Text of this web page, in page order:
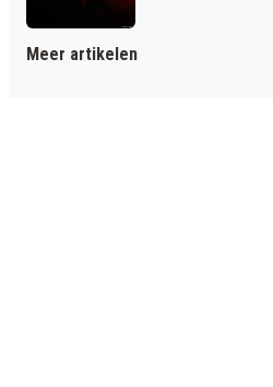
Meer artikelen